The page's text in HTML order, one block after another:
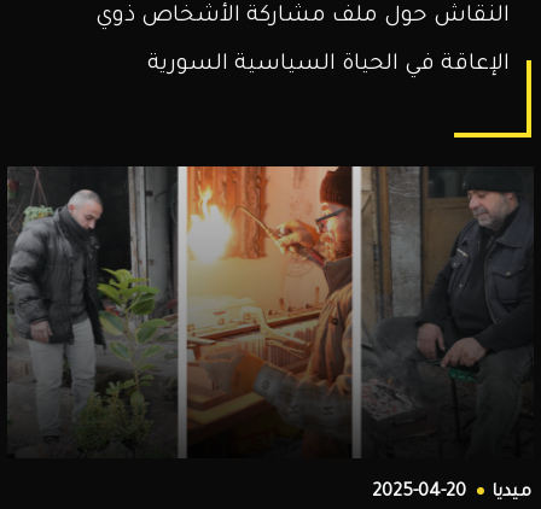
النقاش حول ملف مشاركة الأشخاص ذوي
الإعاقة في الحياة السياسية السورية
ميديا 2025-04-20